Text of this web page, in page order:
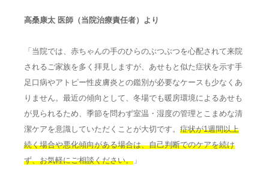
高桑康太 医師（当院治療責任者）より
「当院では、赤ちゃんの手のひらのぶつぶつを心配されて来院
されるご家族を多く拝見しますが、あせもと似た症状を示す手
足口病やアトピー性皮膚炎との鑑別が必要なケースも少なくあ
りません。最近の傾向として、冬場でも暖房環境によるあせも
が見られるため、季節を問わず室温・湿度の管理とこまめな清
潔ケアを意識していただくことが大切です。 症状が1週間以上
続く場合や悪化傾向がある場合は、自己判断でのケアを続け
ず、お気軽にご相談ください。 」